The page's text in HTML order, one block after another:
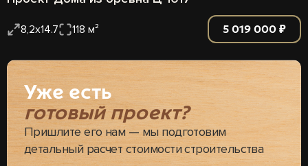
8,2х14.7 118 м² 5 019 000 ₽
Уже есть
готовый проект?
Пришлите его нам — мы подготовим
детальный расчет стоимости строительства